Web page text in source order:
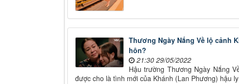
Thương Ngày Nắng Về lộ cảnh
hôn?
21:30 29/05/2022
Hậu trường Thương Ngày Nắng
được cho là tình mới của Khánh (Lan Phương) hậu